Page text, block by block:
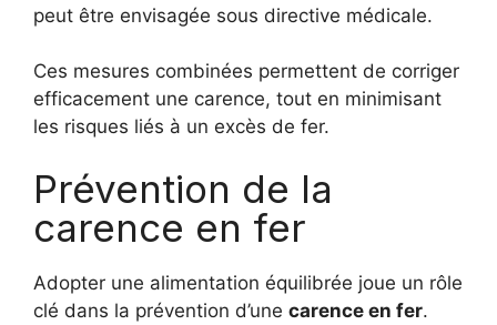
peut être envisagée sous directive médicale.
Ces mesures combinées permettent de corriger
efficacement une carence, tout en minimisant
les risques liés à un excès de fer.
Prévention de la
carence en fer
Adopter une alimentation équilibrée joue un rôle
clé dans la prévention d’une carence en fer.